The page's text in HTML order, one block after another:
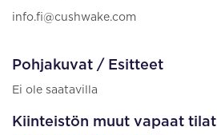
info.fi@cushwake.com
Pohjakuvat / Esitteet
Ei ole saatavilla
Kiinteistön muut vapaat tilat